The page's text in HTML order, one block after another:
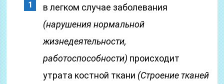
в легком случае заболевания
(нарушения нормальной
жизнедеятельности,
работоспособности) происходит
утрата костной ткани (Строение тканей